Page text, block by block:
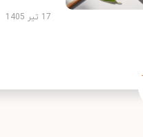
17 تیر 1405